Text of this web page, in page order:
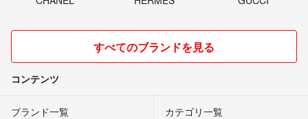
すべてのブランドを見る
コンテンツ
ブランド一覧 カテゴリ一覧